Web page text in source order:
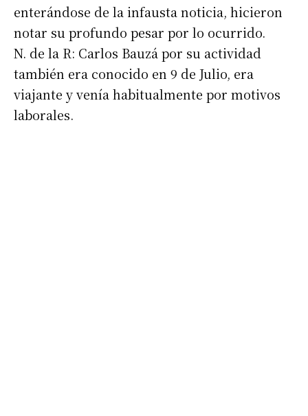
Nombre
Apellidos
enterándose de la infausta noticia, hicieron
notar su profundo pesar por lo ocurrido.
N. de la R: Carlos Bauzá por su actividad
también era conocido en 9 de Julio, era
viajante y venía habitualmente por motivos
laborales.